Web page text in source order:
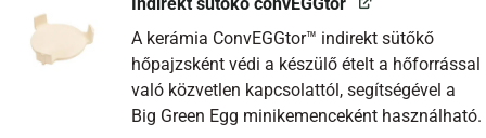
Indirekt sütőkő convEGGtor
A kerámia ConvEGGtor™ indirekt sütőkő
hőpajzsként védi a készülő ételt a hőforrással
való közvetlen kapcsolattól, segítségével a
Big Green Egg minikemenceként használható.